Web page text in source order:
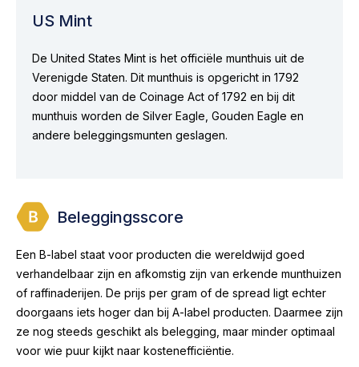
US Mint
De United States Mint is het officiële munthuis uit de
Verenigde Staten. Dit munthuis is opgericht in 1792
door middel van de Coinage Act of 1792 en bij dit
munthuis worden de Silver Eagle, Gouden Eagle en
andere beleggingsmunten geslagen.
Beleggingsscore
Een B-label staat voor producten die wereldwijd goed
verhandelbaar zijn en afkomstig zijn van erkende munthuizen
of raffinaderijen. De prijs per gram of de spread ligt echter
doorgaans iets hoger dan bij A-label producten. Daarmee zijn
ze nog steeds geschikt als belegging, maar minder optimaal
voor wie puur kijkt naar kostenefficiëntie.